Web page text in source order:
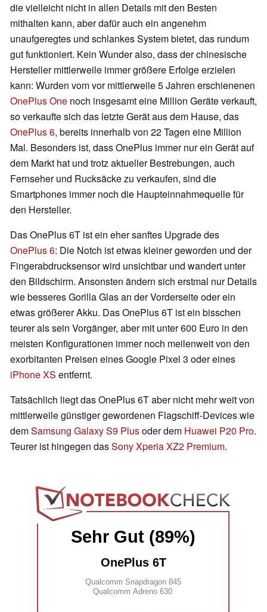
die vielleicht nicht in allen Details mit den Besten
mithalten kann, aber dafür auch ein angenehm
unaufgeregtes und schlankes System bietet, das rundum
gut funktioniert. Kein Wunder also, dass der chinesische
Hersteller mittlerweile immer größere Erfolge erzielen
kann: Wurden vom vor mittlerweile 5 Jahren erschienenen
OnePlus One noch insgesamt eine Million Geräte verkauft,
so verkaufte sich das letzte Gerät aus dem Hause, das
OnePlus 6, bereits innerhalb von 22 Tagen eine Million
Mal. Besonders ist, dass OnePlus immer nur ein Gerät auf
dem Markt hat und trotz aktueller Bestrebungen, auch
Fernseher und Rucksäcke zu verkaufen, sind die
Smartphones immer noch die Haupteinnahmequelle für
den Hersteller.
Das OnePlus 6T ist ein eher sanftes Upgrade des
OnePlus 6: Die Notch ist etwas kleiner geworden und der
Fingerabdrucksensor wird unsichtbar und wandert unter
den Bildschirm. Ansonsten ändern sich erstmal nur Details
wie besseres Gorilla Glas an der Vorderseite oder ein
etwas größerer Akku. Das OnePlus 6T ist ein bisschen
teurer als sein Vorgänger, aber mit unter 600 Euro in den
meisten Konfigurationen immer noch meilenweit von den
exorbitanten Preisen eines Google Pixel 3 oder eines
iPhone XS entfernt.
Tatsächlich liegt das OnePlus 6T aber nicht mehr weit von
mittlerweile günstiger gewordenen Flagschiff-Devices wie
demSamsung Galaxy S9 Plusoder dem Huawei P20 Pro.
Teurer ist hingegen dasSony Xperia XZ2 Premium.
Sehr Gut (89%)
OnePlus 6T
Qualcomm Snapdragon 845
Qualcomm Adreno 630